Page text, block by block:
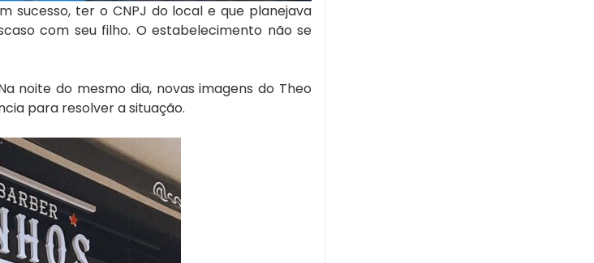
sucesso, ter o CNPJ do local e que planejava
com seu filho. O estabelecimento não se
noite do mesmo dia, novas imagens do Theo
para resolver a situação.